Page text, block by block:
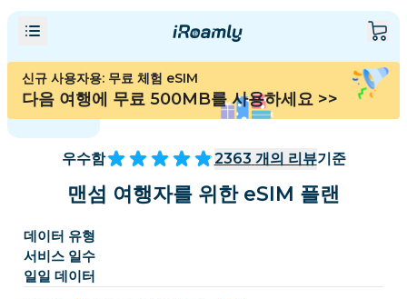
신규 사용자용: 무료 체험 eSIM
다음 여행에 무료 500MB를 사용하세요 >>
우수함 2363 개의 리뷰기준
맨섬 여행자를 위한 eSIM 플랜
데이터 유형
서비스 일수
일일 데이터